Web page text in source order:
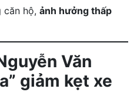
căn hộ,ảnh hưởng thấp
Văn
giảm kẹt xe